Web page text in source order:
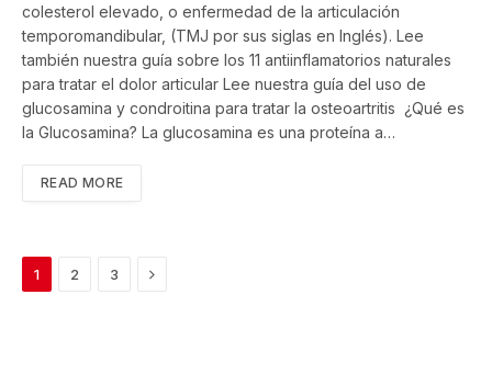
colesterol elevado, o enfermedad de la articulación
temporomandibular, (TMJ por sus siglas en Inglés). Lee
también nuestra guía sobre los 11 antiinflamatorios naturales
para tratar el dolor articular Lee nuestra guía del uso de
glucosamina y condroitina para tratar la osteoartritis ¿Qué es
la Glucosamina? La glucosamina es una proteína a…
READ MORE
1 2 3 Next